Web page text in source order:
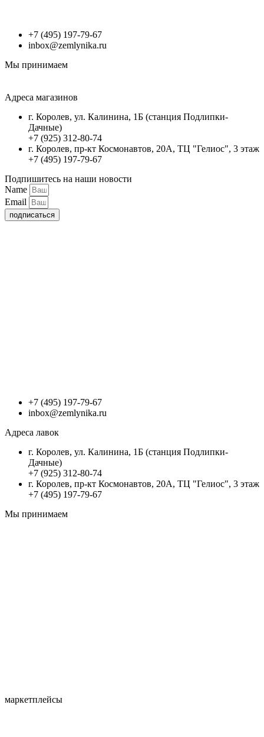
+7 (495) 197-79-67
inbox@zemlynika.ru
Мы принимаем
Адреса магазинов
г. Королев, ул. Калинина, 1Б (станция Подлипки-
Дачные)
+7 (925) 312-80-74
г. Королев, пр-кт Космонавтов, 20А, ТЦ "Гелиос", 3 этаж
+7 (495) 197-79-67
Подпишитесь на наши новости
Name
Email
подписаться
+7 (495) 197-79-67
inbox@zemlynika.ru
Адреса лавок
г. Королев, ул. Калинина, 1Б (станция Подлипки-
Дачные)
+7 (925) 312-80-74
г. Королев, пр-кт Космонавтов, 20А, ТЦ "Гелиос", 3 этаж
+7 (495) 197-79-67
Мы принимаем
маркетплейсы